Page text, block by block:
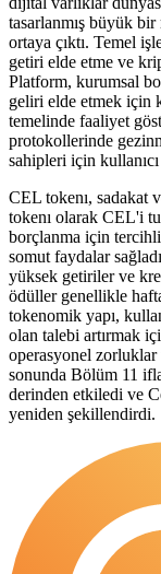
tasarlanmış büyük
ortaya çıktı. Temel
getiri elde etme ve
Platform, kurumsal
geliri elde etmek için
temelinde faaliyet
protokollerinde
sahipleri için
CEL tokenı, sadakat
tokenı olarak CEL'i
borçlanma için
somut faydalar
yüksek getiriler ve
ödüller genellikle
tokenomik yapı,
olan talebi artırmak
operasyonel zorluklar
sonunda Bölüm 11
derinden etkiledi ve
yeniden şekillendirdi.